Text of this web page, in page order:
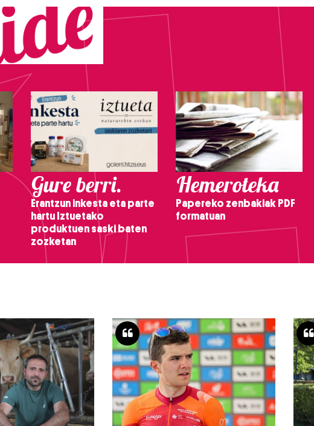
Gure berri.
Erantzun inkesta eta parte
hartu Iztuetako
produktuen saski baten
zozketan
Hemeroteka
Papereko zenbakiak PDF
formatuan